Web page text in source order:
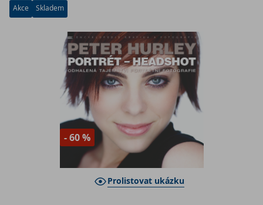
Akce Skladem
- 60 %
Prolistovat ukázku